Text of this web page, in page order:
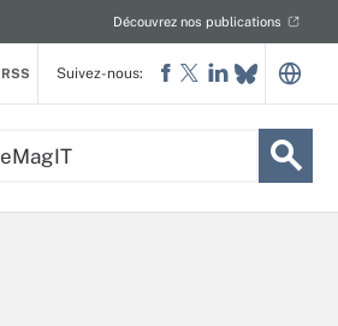
Découvrez nos publications
RSS Suivez-nous: